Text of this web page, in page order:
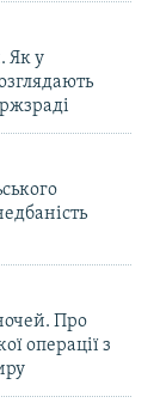
Як у
Про
операції з